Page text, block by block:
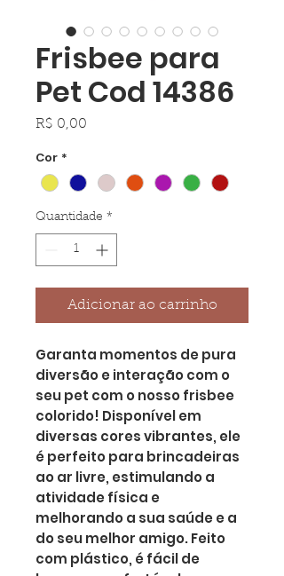
Frisbee para
Pet Cod 14386
R$ 0,00
Cor *
Quantidade *
Adicionar ao carrinho
Garanta momentos de pura
diversão e interação com o
seu pet com o nosso frisbee
colorido! Disponível em
diversas cores vibrantes, ele
é perfeito para brincadeiras
ao ar livre, estimulando a
atividade física e
melhorando a sua saúde e a
do seu melhor amigo. Feito
com plástico, é fácil de